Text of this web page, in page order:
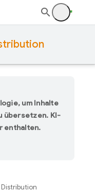
um Inhalte
übersetzen. KI-
enthalten.
Distribution